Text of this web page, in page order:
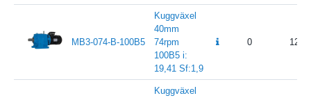
MB3-074-B-100B5
Kuggväxel
40mm
74rpm
100B5 i:
19,41 Sf:1,9
0 12
Kuggväxel